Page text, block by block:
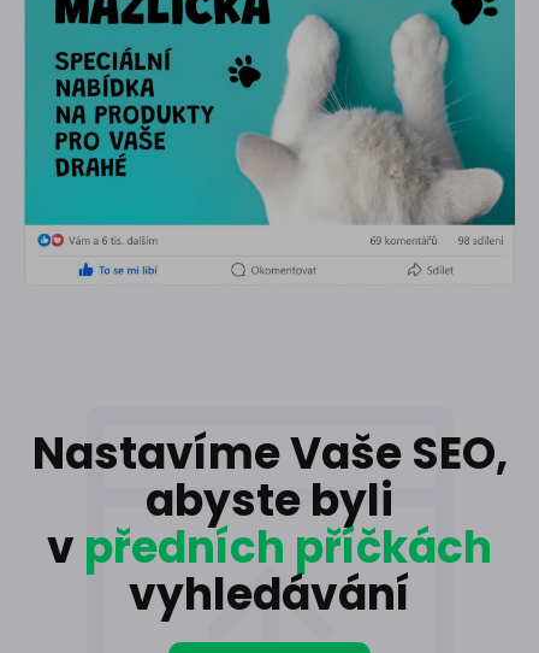
Nastavíme Vaše SEO,
abyste byli
v předních příčkách
vyhledávání